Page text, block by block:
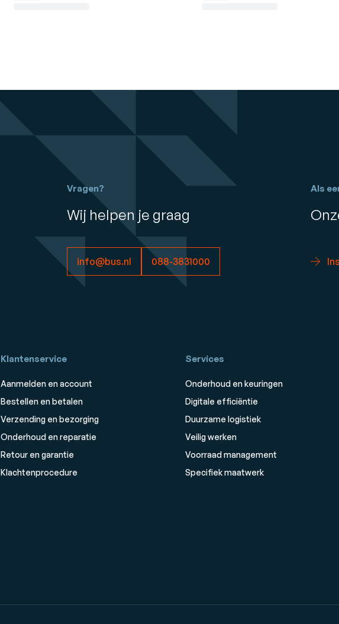
Vragen?
Wij helpen je graag
info@bus.nl 088-3831000
Als
Klantenservice
Aanmelden en account
Bestellen en betalen
Verzending en bezorging
Onderhoud en reparatie
Retour en garantie
Klachtenprocedure
Services
Onderhoud en keuringen
Digitale efficiëntie
Duurzame logistiek
Veilig werken
Voorraad management
Specifiek maatwerk